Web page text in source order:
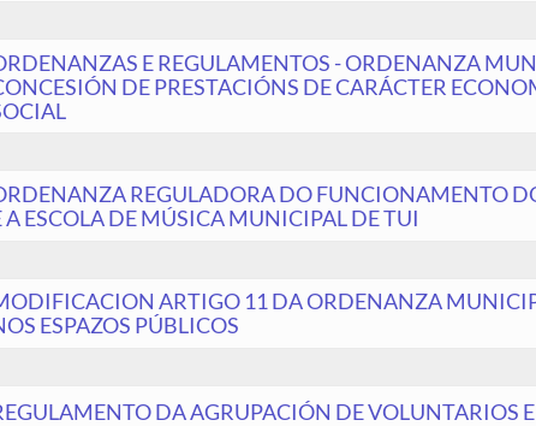
E REGULAMENTOS - ORDENANZA
DE PRESTACIÓNS DE CARÁCTER
REGULADORA DO FUNCIONAMENTO
A ESCOLA DE MÚSICA MUNICIPAL DE TUI
ARTIGO 11 DA ORDENANZA
ESPAZOS PÚBLICOS
DA AGRUPACIÓN DE VOLUNTARIOS